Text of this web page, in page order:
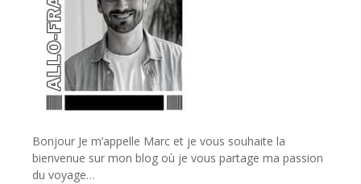
Bonjour Je m’appelle Marc et je vous souhaite la
bienvenue sur mon blog où je vous partage ma passion
du voyage…